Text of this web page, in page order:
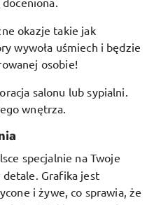
okazje takie jak
wywoła uśmiech i będzie
osobie!
salonu lub sypialni.
wnętrza.
specjalnie na Twoje
Grafika jest
i żywe, co sprawia, że